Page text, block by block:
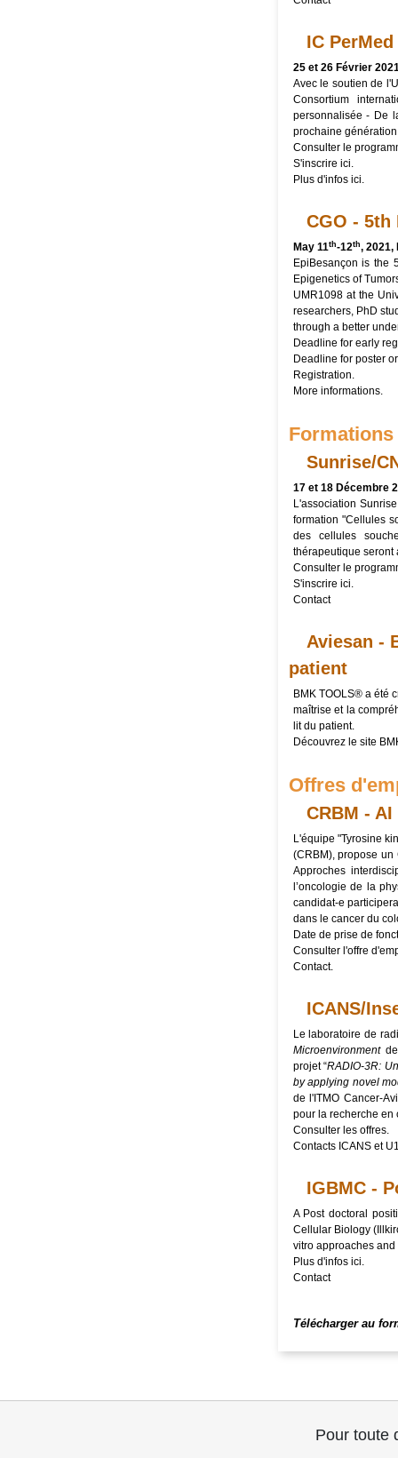
IC
25 et 26 Février
Avec le soutien de
Consortium
personnalisée - De
prochaine
Consulter le
S'inscrire ici.
Plus d'infos ici.
CGO - 5th
May 11th-12th, 2021,
EpiBesançon is the
Epigenetics of
UMR1098 at the
researchers, PhD
through a better
Deadline for early
Deadline for poster
Registration.
More informations.
Formations
Sunrise/
17 et 18 Décembre
L'association
formation "Cellules
des cellules
thérapeutique seront
Consulter le
S'inscrire ici.
Contact
Aviesan -
patient
BMK TOOLS® a été
maîtrise et la
lit du patient.
Découvrez le site
Offres
CRBM -
L'équipe "Tyrosine
(CRBM), propose
Approches
l’oncologie de la
candidat-e
dans le cancer du
Date de prise de
Consulter l'offre
Contact.
ICANS/
Le laboratoire de
Microenvironmentde
projet “RADIO-3R:
by applying novel
de l'ITMO Cancer-
pour la recherche en
Consulter les offres.
Contacts ICANSet
IGBMC -
A Post doctoral
Cellular Biology
vitro approaches
Plus d'infos ici.
Contact
Télécharger au
Pour toute